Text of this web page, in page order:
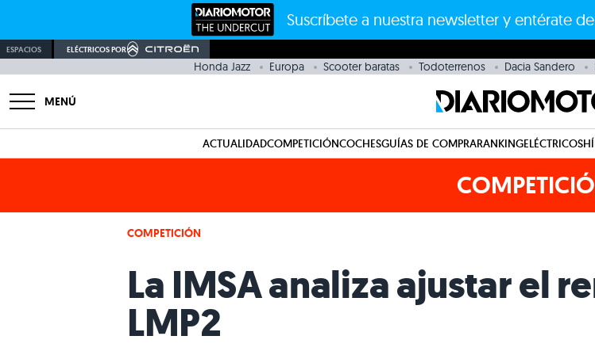
Suscríbete a nuestra newsletter y entérate
ESPACIOS ELÉCTRICOS POR
Honda Jazz Europa Scooter baratas Todoterrenos Dacia Sandero
MENÚ
ACTUALIDADCOMPETICIÓNCOCHESGUÍAS DE COMPRARANKINGELÉCTRICOS
COMPETICIÓN
La IMSA analiza ajustar el
LMP2